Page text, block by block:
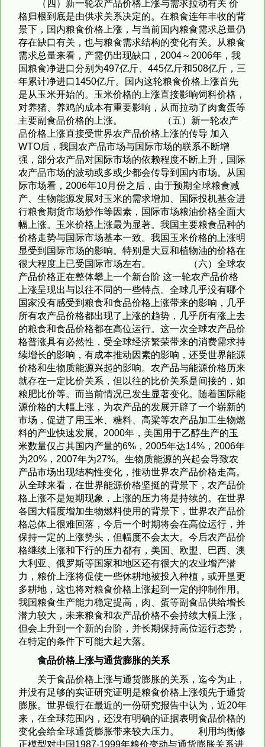
（四）新一轮农产品价格上涨与需求拉动有关 价
格归根到底是由供求关系决定的。在粮食连年丰收的背
景下，国内粮食价格上涨，与当前国内粮食需求总量仍
存在缺口有关，也与粮食需求结构的变化有关。从粮食
需求总量来看，产需仍出现缺口，2004～2006年，我
国粮食净进口分别为497亿斤、445亿斤和508亿斤，三
年累计净进口1450亿斤。国内这轮粮食价格上涨首先
是从玉米开始的。玉米价格的上涨直接影响饲料价格，
对养猪、养鸡的成本有重要影响，从而拉动了肉禽蛋等
主要副食品价格的上涨。 （五）新一轮农产
品价格上涨直接受世界农产品价格上涨的传导 加入
WTO后，我国农产品市场与国际市场的联系不断增
强，部分农产品对国际市场的依赖程度不断上升，国际
农产品市场的波动或多或少都会传导到国内市场。从国
际市场看，2006年10月份之后，由于预期全球粮食减
产、生物能源发展对玉米的需求增加、国际投机基金进
行粮食期货市场炒作等因素，国际市场粮油价格全面大
幅上涨。玉米价格上涨最为显著。我国主要粮食品种的
价格走势与国际市场基本一致。我国玉米价格的上涨明
显受到国际市场的影响。特别是大豆和植物油的价格在
很大程度上已受国际市场左右。 （六）全球农
产品价格正在整体攀上一个新台阶 这一轮农产品价格
上涨呈现出与以往不同的一些特点。全球几乎没有哪个
国家没有感受到粮食和食品价格上涨带来的影响，几乎
所有农产品价格都出现了上涨的趋势，几乎所有涨上去
的粮食和食品价格都在高位运行。这一次全球农产品价
格普涨具有必然性，受全球经济繁荣带来的消费需求持
续增长的影响，有成本推动因素的影响，还受世界能源
价格和生物质能源兴起的影响。农产品与能源价格历来
就存在一定比价关系，但以往的比价关系是间接的，如
粮肥比价等。而当前情况已发生显著变化。随着国际能
源价格的大幅上涨，为农产品的发展开辟了一个崭新的
市场，促进了用玉米、糖料、高粱等农产品加工生物燃
料的产业快速发展。2000年，美国用于乙醇生产的玉
米数量仅占其国内产量的6%，2005年达14%，2006年
为20%，2007年为27%。生物质能源的兴起会导致农
产品市场出现结构性变化，推动世界农产品价格走高。
从全球来看，在世界能源价格坚挺的背景下，农产品价
格上涨不是短期现象，上涨的压力将是持续的。在世界
各国大幅度增加生物燃料使用的背景下，世界农产品价
格总体上很难回落，今后一个时期将会在高位运行，并
保持一定的上涨势头，但幅度不会太大。今后农产品价
格继续上涨和下行的压力都有，美国、欧盟、巴西、澳
大利亚、俄罗斯等国家和地区还有很大的农业增产潜
力，粮价上涨将促使一些休耕地被投入种植，或开垦更
多耕地，这也将对粮食价格上涨起到一定的抑制作用。
我国粮食生产能力稳定提高，肉、蛋等副食品供给增长
潜力较大，未来粮食和农产品价格不会持续大幅上涨，
但会上升到一个新的台阶，并长期保持高位运行态势，
在特定的条件下可能大起大落。
食品价格上涨与通货膨胀的关系
关于食品价格上涨与通货膨胀的关系，迄今为止，
并没有足够的实证研究证明是粮食价格上涨领先于通货
膨胀。世界银行在最近的一份研究报告中认为，近20年
来，在全球范围内，还没有明确的证据表明食品价格的
变化会给全球通货膨胀带来较大压力。 利用均衡修
正模型对中国1987-1999年粮价变动与通货膨胀关系进